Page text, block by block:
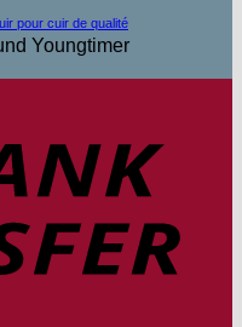
pour cuir de qualité
Youngtimer